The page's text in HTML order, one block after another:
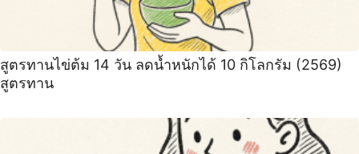
สูตรทานไข่ต้ม 14 วัน ลดน้ำหนักได้ 10 กิโลกรัม (2569)
สูตรทาน